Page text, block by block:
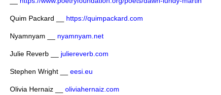
Quim Packard __ https://quimpackard.com
Nyamnyam __ nyamnyam.net
Julie Reverb __ juliereverb.com
Stephen Wright __ eesi.eu
Olivia Hernaiz __ oliviahernaiz.com